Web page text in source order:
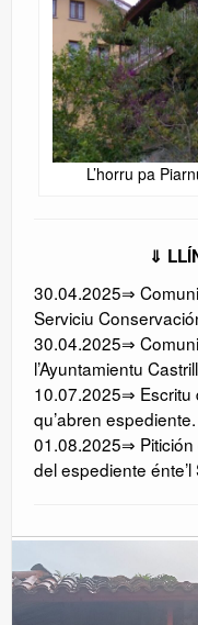
L’horru pa
⇓
30.04.2025⇒
Serviciu
30.04.2025⇒
l’Ayuntamientu
10.07.2025⇒ Escritu
qu’abren espediente.
01.08.2025⇒ Pitición
del espediente